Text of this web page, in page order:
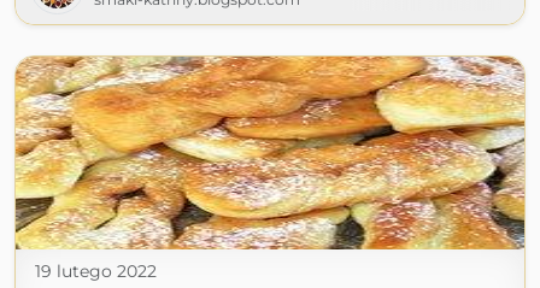
19 lutego 2022